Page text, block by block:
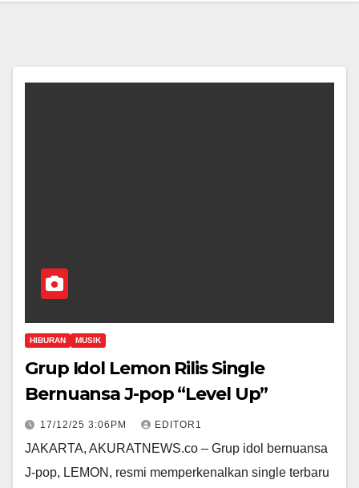
HIBURAN MUSIK
Grup Idol Lemon Rilis Single
Bernuansa J-pop “Level Up”
17/12/25 3:06PM EDITOR1
JAKARTA, AKURATNEWS.co – Grup idol bernuansa
J-pop, LEMON, resmi memperkenalkan single terbaru